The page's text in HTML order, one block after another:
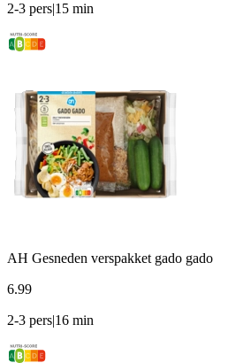
2-3 pers|15 min
AH Gesneden verspakket gado gado
6.99
2-3 pers|16 min